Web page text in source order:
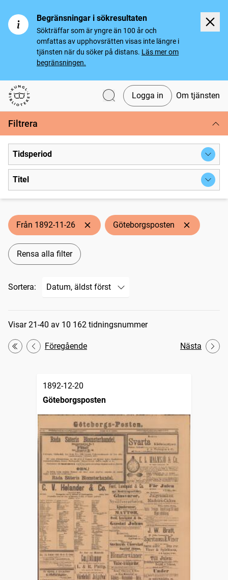
Begränsningar i sökresultaten
Sökträffar som är yngre än 100 år och
omfattas av upphovsrätten visas inte längre i
tjänsten när du söker på distans. Läs mer om
begränsningen.
Svenska tidningar
Logga in Om tjänsten
Filtrera
Tidsperiod
Titel
Från 1892-11-26 Göteborgsposten
Rensa alla filter
Sortera:
Sökresultat
Visar 21-40 av 10 162 tidningsnummer
Första
Föregående Nästa
1892-12-20
Göteborgsposten